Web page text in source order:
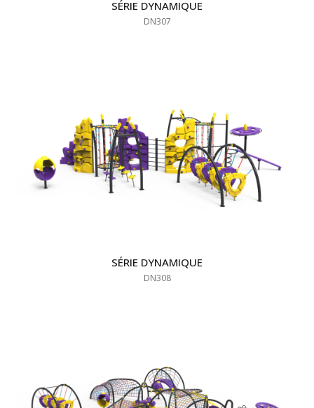
SÉRIE DYNAMIQUE
DN307
SÉRIE DYNAMIQUE
DN308